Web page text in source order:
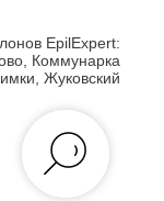
EpilExpert:
Коммунарка
Жуковский